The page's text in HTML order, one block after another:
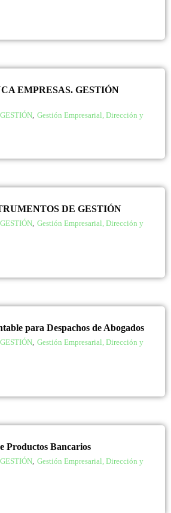
EMPRESAS. GESTIÓN
, Gestión Empresarial, Dirección y
DE GESTIÓN
, Gestión Empresarial, Dirección y
para Despachos de Abogados
, Gestión Empresarial, Dirección y
Productos Bancarios
, Gestión Empresarial, Dirección y